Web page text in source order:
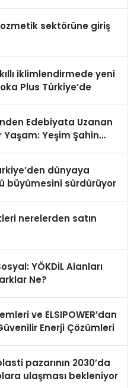
sektörüne giriş
iklimlendirmede yeni
Plus Türkiye’de
Edebiyata Uzanan
Yaşam: Yeşim Şahin
dünyaya
büyümesini sürdürüyor
nerelerden satın
YÖKDİL Alanları
Ne?
ve ELSIPOWER’dan
Enerji Çözümleri
pazarının 2030’da
ulaşması bekleniyor